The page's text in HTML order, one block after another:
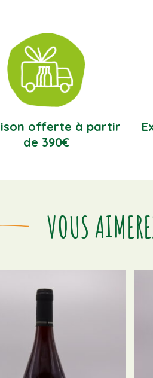
offerte à partir
de 390€
VOUS